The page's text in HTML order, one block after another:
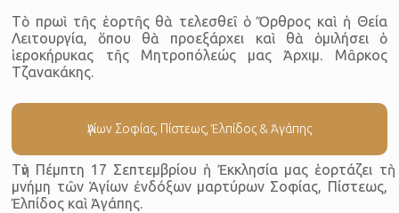
Τὸ πρωὶ τῆς ἑορτῆς θὰ τελεσθεῖ ὁ Ὄρθρος καὶ ἡ Θεία
Λειτουργία, ὅπου θὰ προεξάρχει καὶ θὰ ὁμιλήσει ὁ
ἱεροκήρυκας τῆς Μητροπόλεώς μας Ἀρχιμ. Μᾶρκος
Τζανακάκης.
Ἁγίων Σοφίας, Πίστεως, Ἐλπίδος & Ἀγάπης
Τὴν Πέμπτη 17 Σεπτεμβρίου ἡ Ἐκκλησία μας ἑορτάζει τὴ
μνήμη τῶν Ἁγίων ἐνδόξων μαρτύρων Σοφίας, Πίστεως,
Ἐλπίδος καὶ Ἀγάπης.